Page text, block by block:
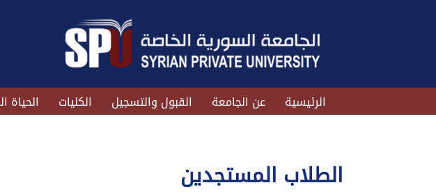
الرئيسية عن الجامعة القبول والتسجيل الكليات الحياة
الطلاب المستجدين